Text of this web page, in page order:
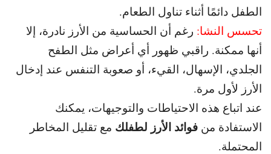
الطفل دائمًا أثناء تناول الطعام.
تحسس النشا: رغم أن الحساسية من الأرز نادرة، إلا
أنها ممكنة. راقبي ظهور أي أعراض مثل الطفح
الجلدي، الإسهال، القيء، أو صعوبة التنفس عند إدخال
الأرز لأول مرة.
عند اتباع هذه الاحتياطات والتوجيهات، يمكنك
الاستفادة من فوائد الأرز لطفلك مع تقليل المخاطر
المحتملة.